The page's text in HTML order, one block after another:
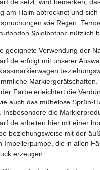
setzt, wird bemerken,
am Halm abtrocknet und sich
wie Regen,
Spielbetrieb nützlich
geeignete Verwendung der
erfolgt mit unserer
Markiergerätschaften.
Farbe erleichtert die
auch das mühelose Sprüh-
Insbesondere die
arbeiten hier mit einer
beziehungsweise mit der
Impellerpumpe, die in allen
erzeugen.